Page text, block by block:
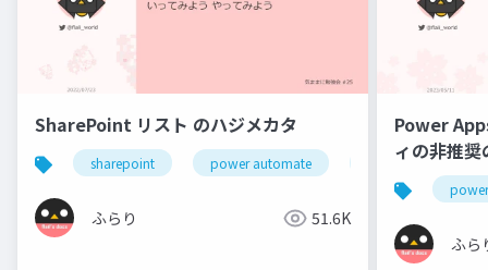
SharePoint リスト のハジメカタ
sharepoint power automate power platform
ふらり 51.6K
Power
ィの非推奨
ふら